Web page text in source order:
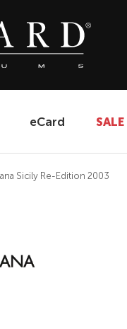
eCard SALE
Sicily Re-Edition 2003